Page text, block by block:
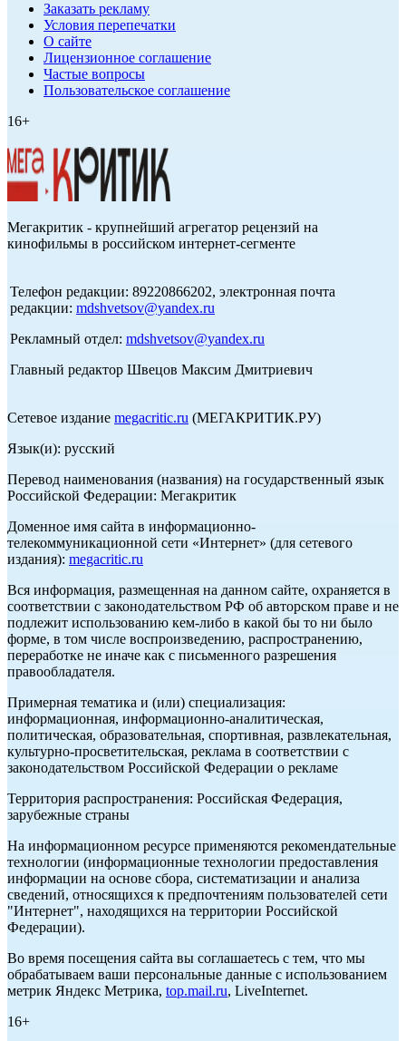
Заказать рекламу
Условия перепечатки
О сайте
Лицензионное соглашение
Частые вопросы
Пользовательское соглашение
16+
Мегакритик - крупнейший агрегатор рецензий на
кинофильмы в российском интернет-сегменте
Телефон редакции: 89220866202, электронная почта
редакции: mdshvetsov@yandex.ru
Рекламный отдел: mdshvetsov@yandex.ru
Главный редактор Швецов Максим Дмитриевич
Сетевое издание megacritic.ru (МЕГАКРИТИК.РУ)
Язык(и): русский
Перевод наименования (названия) на государственный язык
Российской Федерации: Мегакритик
Доменное имя сайта в информационно-
телекоммуникационной сети «Интернет» (для сетевого
издания): megacritic.ru
Вся информация, размещенная на данном сайте, охраняется в
соответствии с законодательством РФ об авторском праве и не
подлежит использованию кем-либо в какой бы то ни было
форме, в том числе воспроизведению, распространению,
переработке не иначе как с письменного разрешения
правообладателя.
Примерная тематика и (или) специализация:
информационная, информационно-аналитическая,
политическая, образовательная, спортивная, развлекательная,
культурно-просветительская, реклама в соответствии с
законодательством Российской Федерации о рекламе
Территория распространения: Российская Федерация,
зарубежные страны
На информационном ресурсе применяются рекомендательные
технологии (информационные технологии предоставления
информации на основе сбора, систематизации и анализа
сведений, относящихся к предпочтениям пользователей сети
"Интернет", находящихся на территории Российской
Федерации).
Во время посещения сайта вы соглашаетесь с тем, что мы
обрабатываем ваши персональные данные с использованием
метрик Яндекс Метрика, top.mail.ru, LiveInternet.
16+